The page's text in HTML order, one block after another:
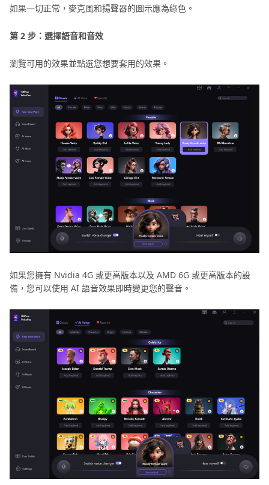
如果一切正常，麥克風和揚聲器的圖示應為綠色。
第 2 步：選擇語音和音效
瀏覽可用的效果並點選您想要套用的效果。
如果您擁有 Nvidia 4G 或更高版本以及 AMD 6G 或更高版本的設
備，您可以使用 AI 語音效果即時變更您的聲音。